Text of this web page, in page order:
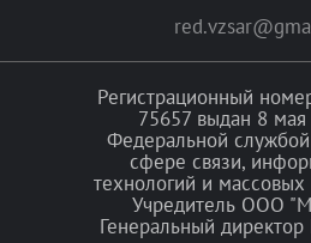
Регистрационный
75657 выдан 8 мая
Федеральной
сфере связи,
технологий и
Учредитель ООО
Генеральный